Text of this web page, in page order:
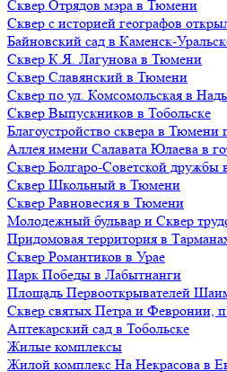
Сквер Отрядов мэра в Тюмени
Сквер с историей географов
Байновский сад в Каменск-
Сквер К.Я. Лагунова в Тюмени
Сквер Славянский в Тюмени
Сквер по ул. Комсомольская в
Сквер Выпускников в Тобольске
Благоустройство сквера в Тюмени
Аллея имени Салавата Юлаева в
Сквер Болгаро-Советской
Сквер Школьный в Тюмени
Сквер Равновесия в Тюмени
Молодежный бульвар и Сквер
Придомовая территория в
Сквер Романтиков в Урае
Парк Победы в Лабытнанги
Площадь Первооткрывателей
Сквер святых Петра и
Аптекарский сад в Тобольске
Жилые комплексы
Жилой комплекс На Некрасова в